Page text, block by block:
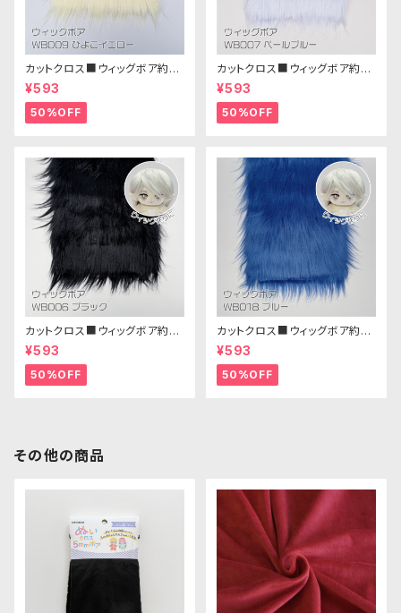
カットクロス■ウィッグボア約8c
m(ひよこイエロー)WB009ボア
生地 25cm × 45cm
¥593
50%OFF
カットクロス■ウィッグボア約8c
m(ペールブルー)WB007ボア
生地 25cm × 45cm
¥593
50%OFF
カットクロス■ウィッグボア約8c
m(ブラック)WB006ボア生地 2
5cm × 45cm
¥593
50%OFF
カットクロス■ウィッグボア約8c
m(ブルー)WB018 ボア生地 25
cm × 45cm
¥593
50%OFF
その他の商品